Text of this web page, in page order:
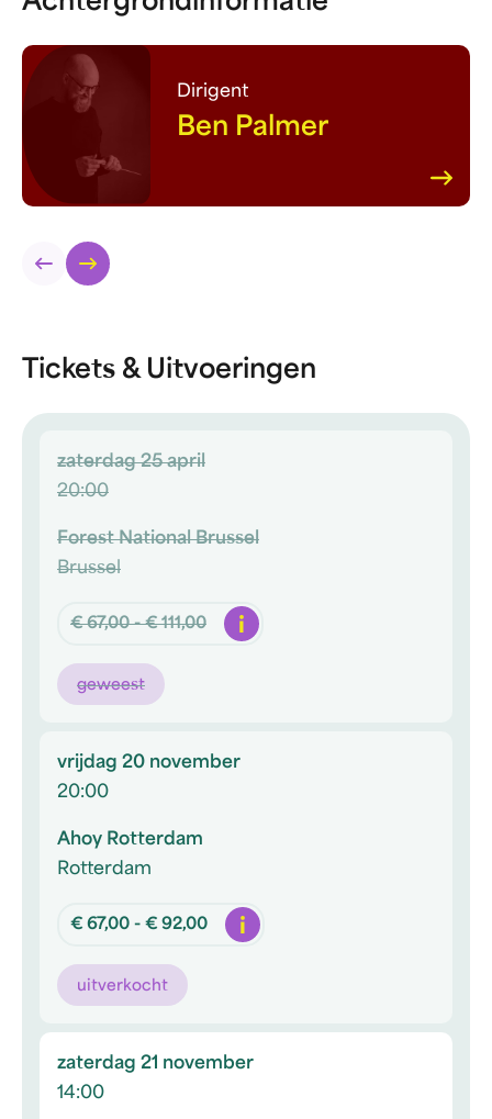
Dirigent
Ben Palmer
Tickets & Uitvoeringen
zaterdag 25 april
20:00
Forest National Brussel
Brussel
€ 67,00 - € 111,00 Info
geweest
vrijdag 20 november
20:00
Ahoy Rotterdam
Rotterdam
€ 67,00 - € 92,00 Info
uitverkocht
zaterdag 21 november
14:00